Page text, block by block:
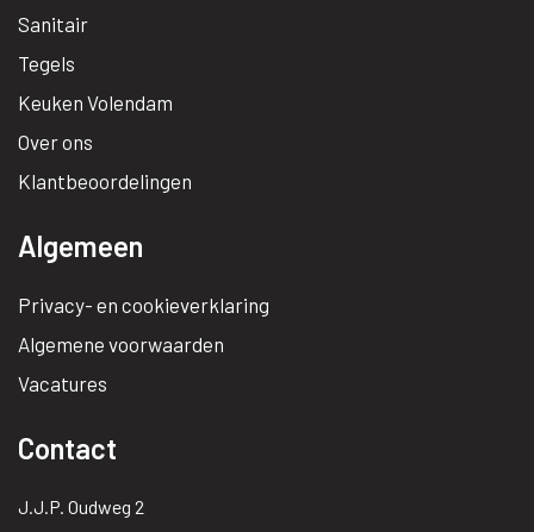
Sanitair
Tegels
Keuken Volendam
Over ons
Klantbeoordelingen
Algemeen
Privacy- en cookieverklaring
Algemene voorwaarden
Vacatures
Contact
J.J.P. Oudweg 2